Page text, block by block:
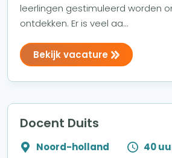
leerlingen gestimuleerd worden
ontdekken. Er is veel aa...
Bekijk vacature
Docent Duits
Noord-holland
40